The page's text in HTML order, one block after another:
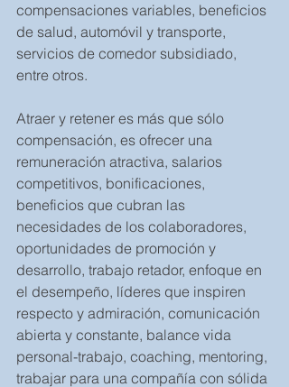
compensaciones variables, beneficios
de salud, automóvil y transporte,
servicios de comedor subsidiado,
entre otros.
Atraer y retener es más que sólo
compensación, es ofrecer una
remuneración atractiva, salarios
competitivos, bonificaciones,
beneficios que cubran las
necesidades de los colaboradores,
oportunidades de promoción y
desarrollo, trabajo retador, enfoque en
el desempeño, líderes que inspiren
respecto y admiración, comunicación
abierta y constante, balance vida
personal-trabajo, coaching, mentoring,
trabajar para una compañía con sólida